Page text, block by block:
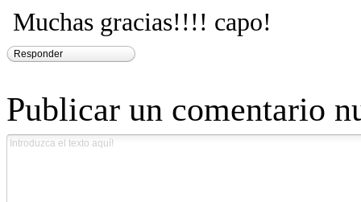
Muchas gracias!!!! capo!
Responder
Publicar un comentario